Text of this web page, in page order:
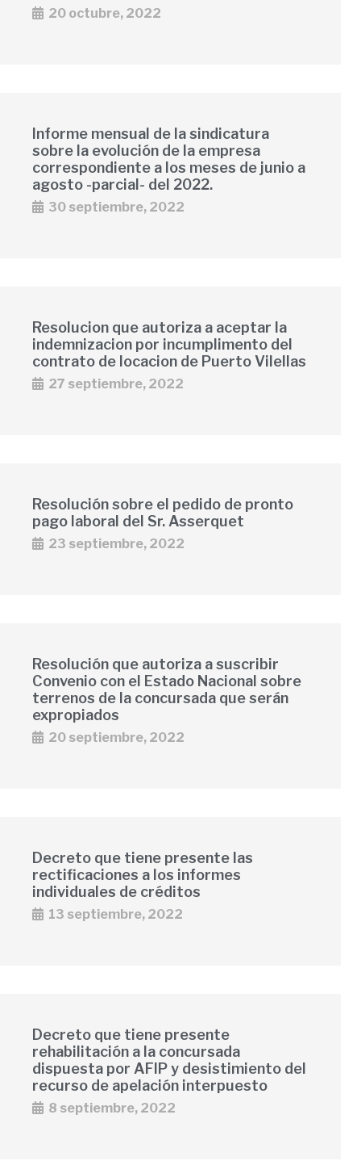
20 octubre, 2022
Informe mensual de la sindicatura
sobre la evolución de la empresa
correspondiente a los meses de junio a
agosto -parcial- del 2022.
30 septiembre, 2022
Resolucion que autoriza a aceptar la
indemnizacion por incumplimento del
contrato de locacion de Puerto Vilellas
27 septiembre, 2022
Resolución sobre el pedido de pronto
pago laboral del Sr. Asserquet
23 septiembre, 2022
Resolución que autoriza a suscribir
Convenio con el Estado Nacional sobre
terrenos de la concursada que serán
expropiados
20 septiembre, 2022
Decreto que tiene presente las
rectificaciones a los informes
individuales de créditos
13 septiembre, 2022
Decreto que tiene presente
rehabilitación a la concursada
dispuesta por AFIP y desistimiento del
recurso de apelación interpuesto
8 septiembre, 2022